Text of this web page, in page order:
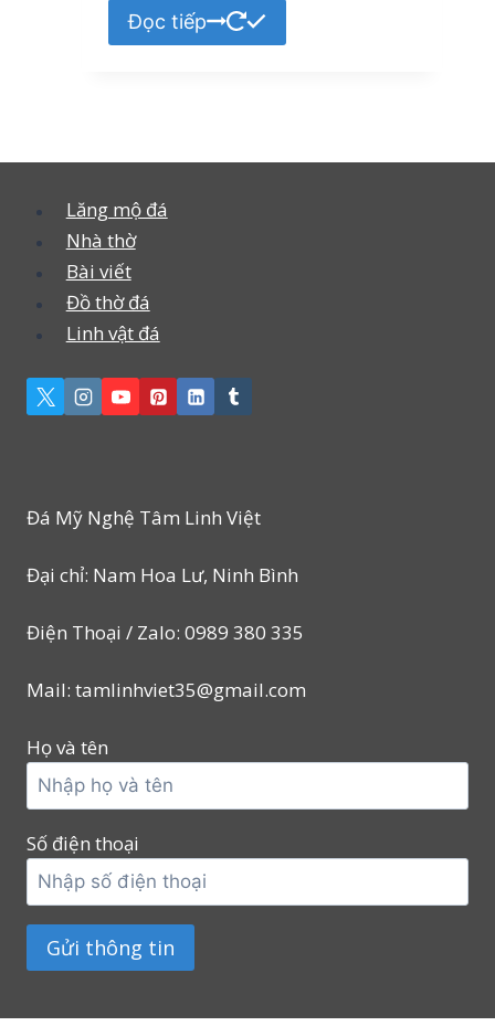
Đọc tiếp
Lăng mộ đá
Nhà thờ
Bài viết
Đồ thờ đá
Linh vật đá
Đá Mỹ Nghệ Tâm Linh Việt
Đại chỉ: Nam Hoa Lư, Ninh Bình
Điện Thoại / Zalo: 0989 380 335
Mail: tamlinhviet35@gmail.com
Họ và tên
Số điện thoại